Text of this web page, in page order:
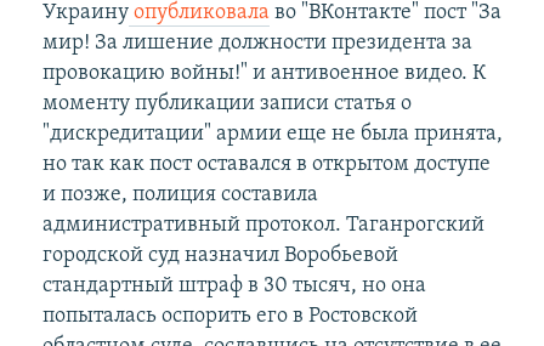
Украинуопубликовала во "ВКонтакте" пост "За
мир! За лишение должности президента за
провокацию войны!" и антивоенное видео. К
моменту публикации записи статья о
"дискредитации" армии еще не была принята,
но так как пост оставался в открытом доступе
и позже, полиция составила
административный протокол. Таганрогский
городской суд назначил Воробьевой
стандартный штраф в 30 тысяч, но она
попыталась оспорить его в Ростовской